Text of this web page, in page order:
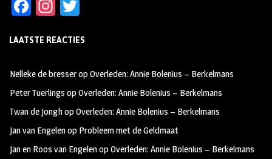
Fa
b
oo
k
In
ag
m
tt
LAATSTE REACTIES
Nelleke de bresseropOverleden: Annie Bolenius – Berkelmans
Peter Tuerlings opOverleden: Annie Bolenius – Berkelmans
Twan de JonghopOverleden: Annie Bolenius – Berkelmans
Jan van Engelenop Probleem met de Geldmaat
Jan en Roos van EngelenopOverleden: Annie Bolenius – Berkelmans